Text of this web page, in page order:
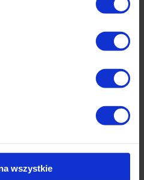
wszystkie
plastikowy wysoki